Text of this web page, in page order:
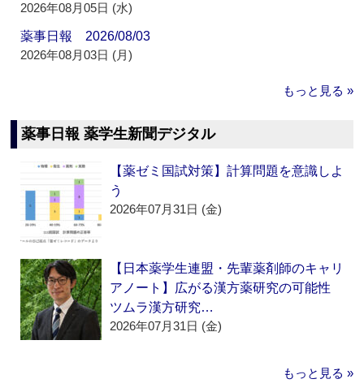
2026年08月05日 (水)
薬事日報 2026/08/03
2026年08月03日 (月)
もっと見る »
薬事日報 薬学生新聞デジタル
【薬ゼミ国試対策】計算問題を意識しよ
う
2026年07月31日 (金)
【日本薬学生連盟・先輩薬剤師のキャリ
アノート】広がる漢方薬研究の可能性
ツムラ漢方研究…
2026年07月31日 (金)
もっと見る »